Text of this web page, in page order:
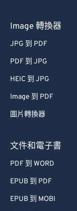
Image 轉換器
JPG 到 PDF
PDF 到 JPG
HEIC 到 JPG
Image 到 PDF
圖片轉換器
文件和電子書
PDF 到 WORD
EPUB 到 PDF
EPUB 到 MOBI